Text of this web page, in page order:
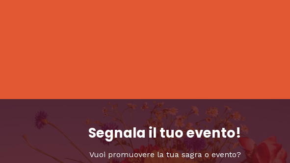
Segnala il tuo evento!
Vuoi promuovere la tua sagra o evento?